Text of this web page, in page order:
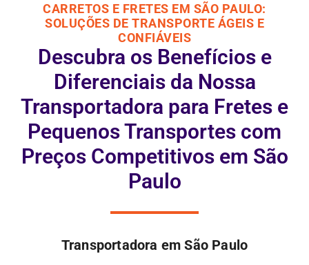
CARRETOS E FRETES EM SÃO PAULO:
SOLUÇÕES DE TRANSPORTE ÁGEIS E
CONFIÁVEIS
Descubra os Benefícios e
Diferenciais da Nossa
Transportadora para Fretes e
Pequenos Transportes com
Preços Competitivos em São
Paulo
Transportadora em São Paulo